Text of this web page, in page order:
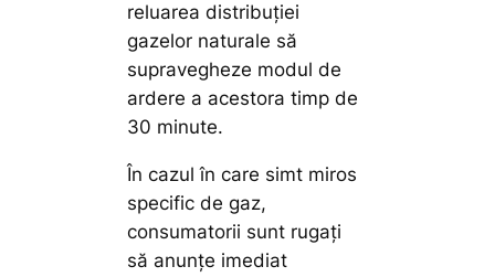
reluarea distribuţiei
gazelor naturale să
supravegheze modul de
ardere a acestora timp de
30 minute.
În cazul în care simt miros
specific de gaz,
consumatorii sunt rugaţi
să anunţe imediat